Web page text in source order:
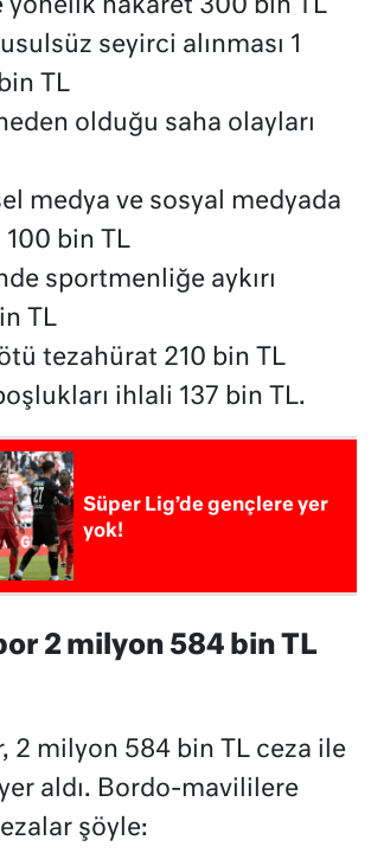
yönelik hakaret 300 bin TL
seyirci alınması 1
TL
olduğu saha olayları
medya ve sosyal medyada
100 bin TL
sportmenliğe aykırı
TL
tezahürat 210 bin TL
ihlali 137 bin TL.
Süper Lig’de gençlere yer
yok!
2 milyon 584 bin TL
2 milyon 584 bin TL ceza ile
yer aldı. Bordo-mavililere
şöyle: